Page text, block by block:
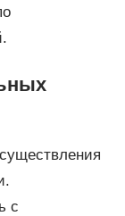
с